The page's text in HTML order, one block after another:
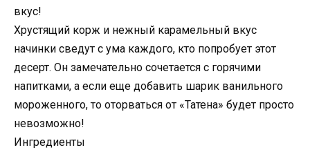
вкус!
Хрустящий корж и нежный карамельный вкус
начинки сведут с ума каждого, кто попробует этот
десерт. Он замечательно сочетается с горячими
напитками, а если еще добавить шарик ванильного
мороженного, то оторваться от «Татена» будет просто
невозможно!
Ингредиенты